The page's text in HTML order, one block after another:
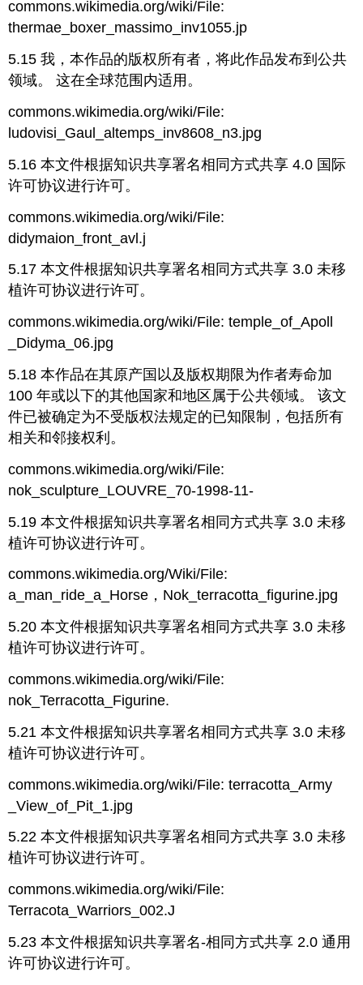
commons.wikimedia.org/wiki/File:
thermae_boxer_massimo_inv1055.jp
5.15 我，本作品的版权所有者，将此作品发布到公共
领域。 这在全球范围内适用。
commons.wikimedia.org/wiki/File:
ludovisi_Gaul_altemps_inv8608_n3.jpg
5.16 本文件根据知识共享署名相同方式共享 4.0 国际
许可协议进行许可。
commons.wikimedia.org/wiki/File:
didymaion_front_avl.j
5.17 本文件根据知识共享署名相同方式共享 3.0 未移
植许可协议进行许可。
commons.wikimedia.org/wiki/File: temple_of_Apoll
_Didyma_06.jpg
5.18 本作品在其原产国以及版权期限为作者寿命加
100 年或以下的其他国家和地区属于公共领域。 该文
件已被确定为不受版权法规定的已知限制，包括所有
相关和邻接权利。
commons.wikimedia.org/wiki/File:
nok_sculpture_LOUVRE_70-1998-11-
5.19 本文件根据知识共享署名相同方式共享 3.0 未移
植许可协议进行许可。
commons.wikimedia.org/Wiki/File:
a_man_ride_a_Horse，Nok_terracotta_figurine.jpg
5.20 本文件根据知识共享署名相同方式共享 3.0 未移
植许可协议进行许可。
commons.wikimedia.org/wiki/File:
nok_Terracotta_Figurine.
5.21 本文件根据知识共享署名相同方式共享 3.0 未移
植许可协议进行许可。
commons.wikimedia.org/wiki/File: terracotta_Army
_View_of_Pit_1.jpg
5.22 本文件根据知识共享署名相同方式共享 3.0 未移
植许可协议进行许可。
commons.wikimedia.org/wiki/File:
Terracota_Warriors_002.J
5.23 本文件根据知识共享署名-相同方式共享 2.0 通用
许可协议进行许可。